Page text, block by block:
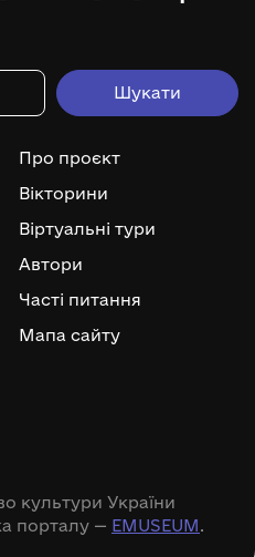
Про проєкт
Вікторини
Віртуальні тури
Автори
Часті питання
Мапа сайту
культури України
порталу — EMUSEUM.